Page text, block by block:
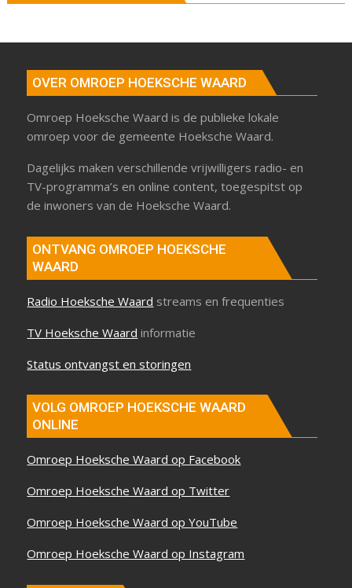
OVER OMROEP HOEKSCHE WAARD
Omroep Hoeksche Waard is de publieke lokale
omroep voor de gemeente Hoeksche Waard.
Dagelijks maken verschillende vrijwilligers radio- en
TV-programma’s en online content, toegespitst op
de inwoners van de Hoeksche Waard.
ONTVANG OMROEP HOEKSCHE
WAARD
Radio Hoeksche Waard streams en frequenties
TV Hoeksche Waard informatie
Status ontvangst en storingen
VOLG OMROEP HOEKSCHE WAARD
ONLINE
Omroep Hoeksche Waard op Facebook
Omroep Hoeksche Waard op Twitter
Omroep Hoeksche Waard op YouTube
Omroep Hoeksche Waard op Instagram